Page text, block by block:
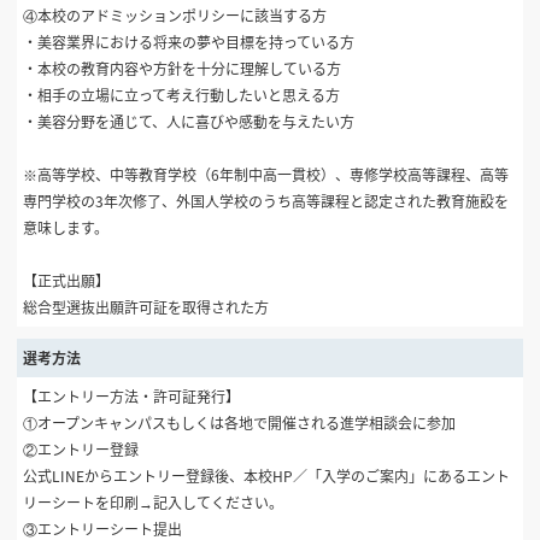
④本校のアドミッションポリシーに該当する方
・美容業界における将来の夢や目標を持っている方
・本校の教育内容や方針を十分に理解している方
・相手の立場に立って考え行動したいと思える方
・美容分野を通じて、人に喜びや感動を与えたい方
※高等学校、中等教育学校（6年制中高一貫校）、専修学校高等課程、高等
専門学校の3年次修了、外国人学校のうち高等課程と認定された教育施設を
意味します。
【正式出願】
総合型選抜出願許可証を取得された方
選考方法
【エントリー方法・許可証発行】
①オープンキャンパスもしくは各地で開催される進学相談会に参加
②エントリー登録
公式LINEからエントリー登録後、本校HP／「入学のご案内」にあるエント
リーシートを印刷→記入してください。
③エントリーシート提出